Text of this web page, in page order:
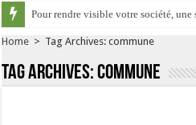
Pour rendre visible votre société,
Home > Tag Archives: commune
Tag Archives:commune